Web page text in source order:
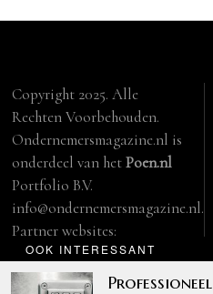
OOK INTERESSANT
Professioneel
Copyright 2025. Alle
Rechten Voorbehouden.
Ondernemersmagazine.nl is
onderdeel van hetPoen.nl
Portfolio B.V.
info@ondernemersmagazine.nl.
Partner websites:
manbase.nl
feitelijk.be